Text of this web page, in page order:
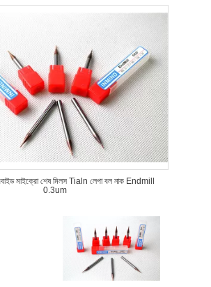
মাইক্রো শেষ মিলস Tialn লেপা বল নাক Endmill
0.3um